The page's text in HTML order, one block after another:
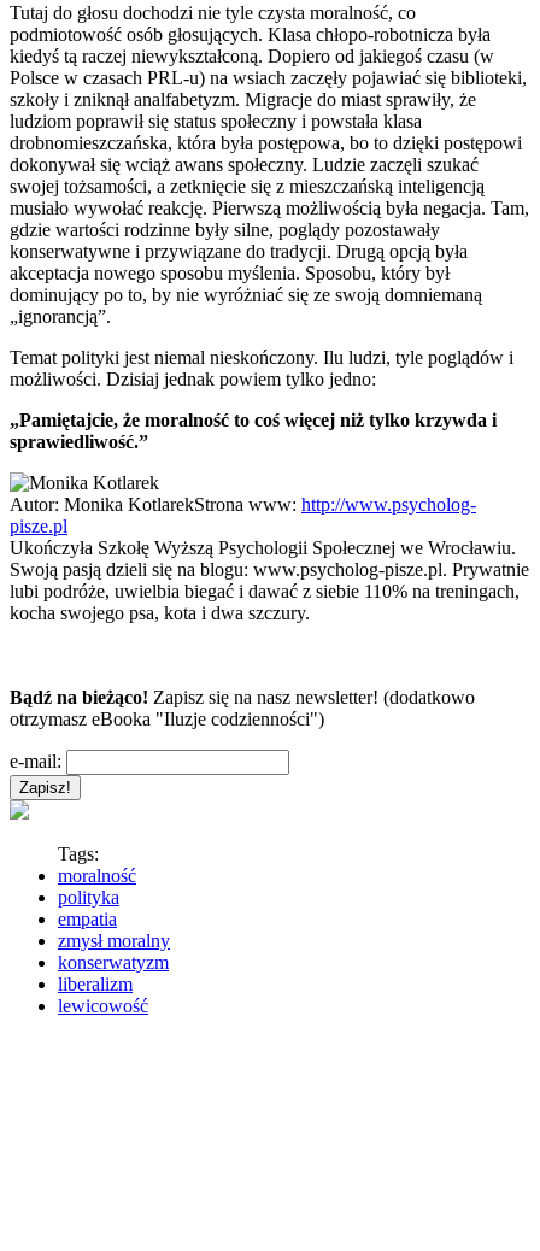
Tutaj do głosu dochodzi nie tyle czysta moralność, co
podmiotowość osób głosujących. Klasa chłopo-robotnicza była
kiedyś tą raczej niewykształconą. Dopiero od jakiegoś czasu (w
Polsce w czasach PRL-u) na wsiach zaczęły pojawiać się biblioteki,
szkoły i zniknął analfabetyzm. Migracje do miast sprawiły, że
ludziom poprawił się status społeczny i powstała klasa
drobnomieszczańska, która była postępowa, bo to dzięki postępowi
dokonywał się wciąż awans społeczny. Ludzie zaczęli szukać
swojej tożsamości, a zetknięcie się z mieszczańską inteligencją
musiało wywołać reakcję. Pierwszą możliwością była negacja. Tam,
gdzie wartości rodzinne były silne, poglądy pozostawały
konserwatywne i przywiązane do tradycji. Drugą opcją była
akceptacja nowego sposobu myślenia. Sposobu, który był
dominujący po to, by nie wyróżniać się ze swoją domniemaną
„ignorancją”.
Temat polityki jest niemal nieskończony. Ilu ludzi, tyle poglądów i
możliwości. Dzisiaj jednak powiem tylko jedno:
„Pamiętajcie, że moralność to coś więcej niż tylko krzywda i
sprawiedliwość.”
Autor: Monika KotlarekStrona www: http://www.psycholog-
pisze.pl
Ukończyła Szkołę Wyższą Psychologii Społecznej we Wrocławiu.
Swoją pasją dzieli się na blogu: www.psycholog-pisze.pl. Prywatnie
lubi podróże, uwielbia biegać i dawać z siebie 110% na treningach,
kocha swojego psa, kota i dwa szczury.
Bądź na bieżąco! Zapisz się na nasz newsletter! (dodatkowo
otrzymasz eBooka "Iluzje codzienności")
e-mail:
Tags:
moralność
polityka
empatia
zmysł moralny
konserwatyzm
liberalizm
lewicowość